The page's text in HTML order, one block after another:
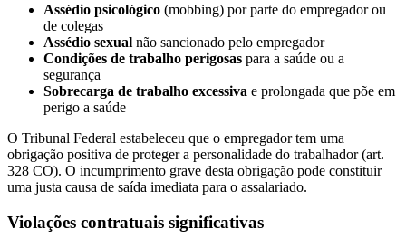
Assédio psicológico (mobbing) por parte do empregador ou
de colegas
Assédio sexual não sancionado pelo empregador
Condições de trabalho perigosas para a saúde ou a
segurança
Sobrecarga de trabalho excessiva e prolongada que põe em
perigo a saúde
O Tribunal Federal estabeleceu que o empregador tem uma
obrigação positiva de proteger a personalidade do trabalhador (art.
328 CO). O incumprimento grave desta obrigação pode constituir
uma justa causa de saída imediata para o assalariado.
Violações contratuais significativas